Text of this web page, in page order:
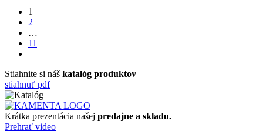
1
2
…
11
Stiahnite si náš katalóg produktov
stiahnuť pdf
Krátka prezentácia našej predajne a skladu.
Prehrať video